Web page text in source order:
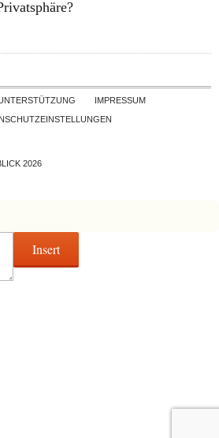
Skip to contentIMPRESSUM
2026
Insert